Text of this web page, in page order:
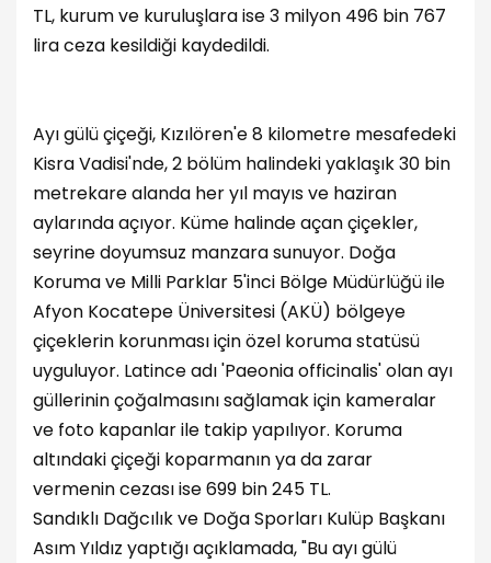
TL, kurum ve kuruluşlara ise 3 milyon 496 bin 767
lira ceza kesildiği kaydedildi.
Ayı gülü çiçeği, Kızılören'e 8 kilometre mesafedeki
Kisra Vadisi'nde, 2 bölüm halindeki yaklaşık 30 bin
metrekare alanda her yıl mayıs ve haziran
aylarında açıyor. Küme halinde açan çiçekler,
seyrine doyumsuz manzara sunuyor. Doğa
Koruma ve Milli Parklar 5'inci Bölge Müdürlüğü ile
Afyon Kocatepe Üniversitesi (AKÜ) bölgeye
çiçeklerin korunması için özel koruma statüsü
uyguluyor. Latince adı 'Paeonia officinalis' olan ayı
güllerinin çoğalmasını sağlamak için kameralar
ve foto kapanlar ile takip yapılıyor. Koruma
altındaki çiçeği koparmanın ya da zarar
vermenin cezası ise 699 bin 245 TL.
Sandıklı Dağcılık ve Doğa Sporları Kulüp Başkanı
Asım Yıldız yaptığı açıklamada, "Bu ayı gülü